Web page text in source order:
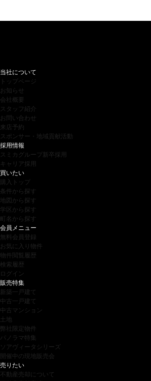
当社について
トップページ
お知らせ
会社概要
スタッフ紹介
お問い合わせ
来店予約
スポンサー・地域貢献活動
採用情報
スミカグループ新卒採用
キャリア採用
買いたい
購入トップ
条件から探す
地図から探す
学区から探す
町名から探す
会員メニュー
無料会員登録
お気に入り物件
物件閲覧履歴
検索履歴
ログイン
販売特集
新築一戸建て
中古一戸建て
中古マンション
土地
弊社限定物件
パノラマ特集
ソアヴィータシリーズ
開催中の現地販売会
売りたい
不動産売却について